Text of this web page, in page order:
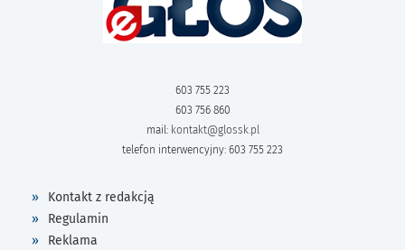
603 755 223
603 756 860
mail: kontakt@glossk.pl
telefon interwencyjny: 603 755 223
Kontakt z redakcją
Regulamin
Reklama